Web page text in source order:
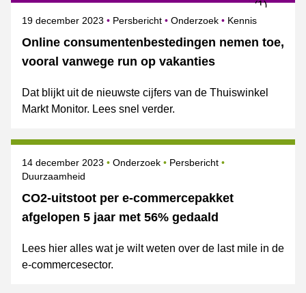
Online consumentenbestedingen nemen toe,
vooral vanwege run op vakanties
Gepubliceerd op
19 december 2023 Categorie
Persbericht Onderzoek Onderwerpen
Kennis
Dat blijkt uit de nieuwste cijfers van de Thuiswinkel
Markt Monitor. Lees snel verder.
CO2-uitstoot per e-commercepakket
afgelopen 5 jaar met 56% gedaald
Gepubliceerd op
14 december 2023 Categorie
Onderzoek Persbericht Onderwerpen
Duurzaamheid
Lees hier alles wat je wilt weten over de last mile in de
e-commercesector.